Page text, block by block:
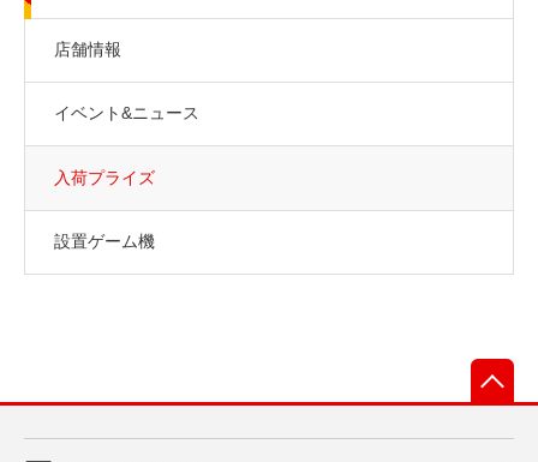
店舗情報
イベント&ニュース
入荷プライズ
設置ゲーム機